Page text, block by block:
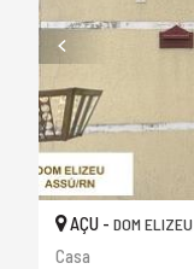
AÇU - DOM ELIZEU
Casa